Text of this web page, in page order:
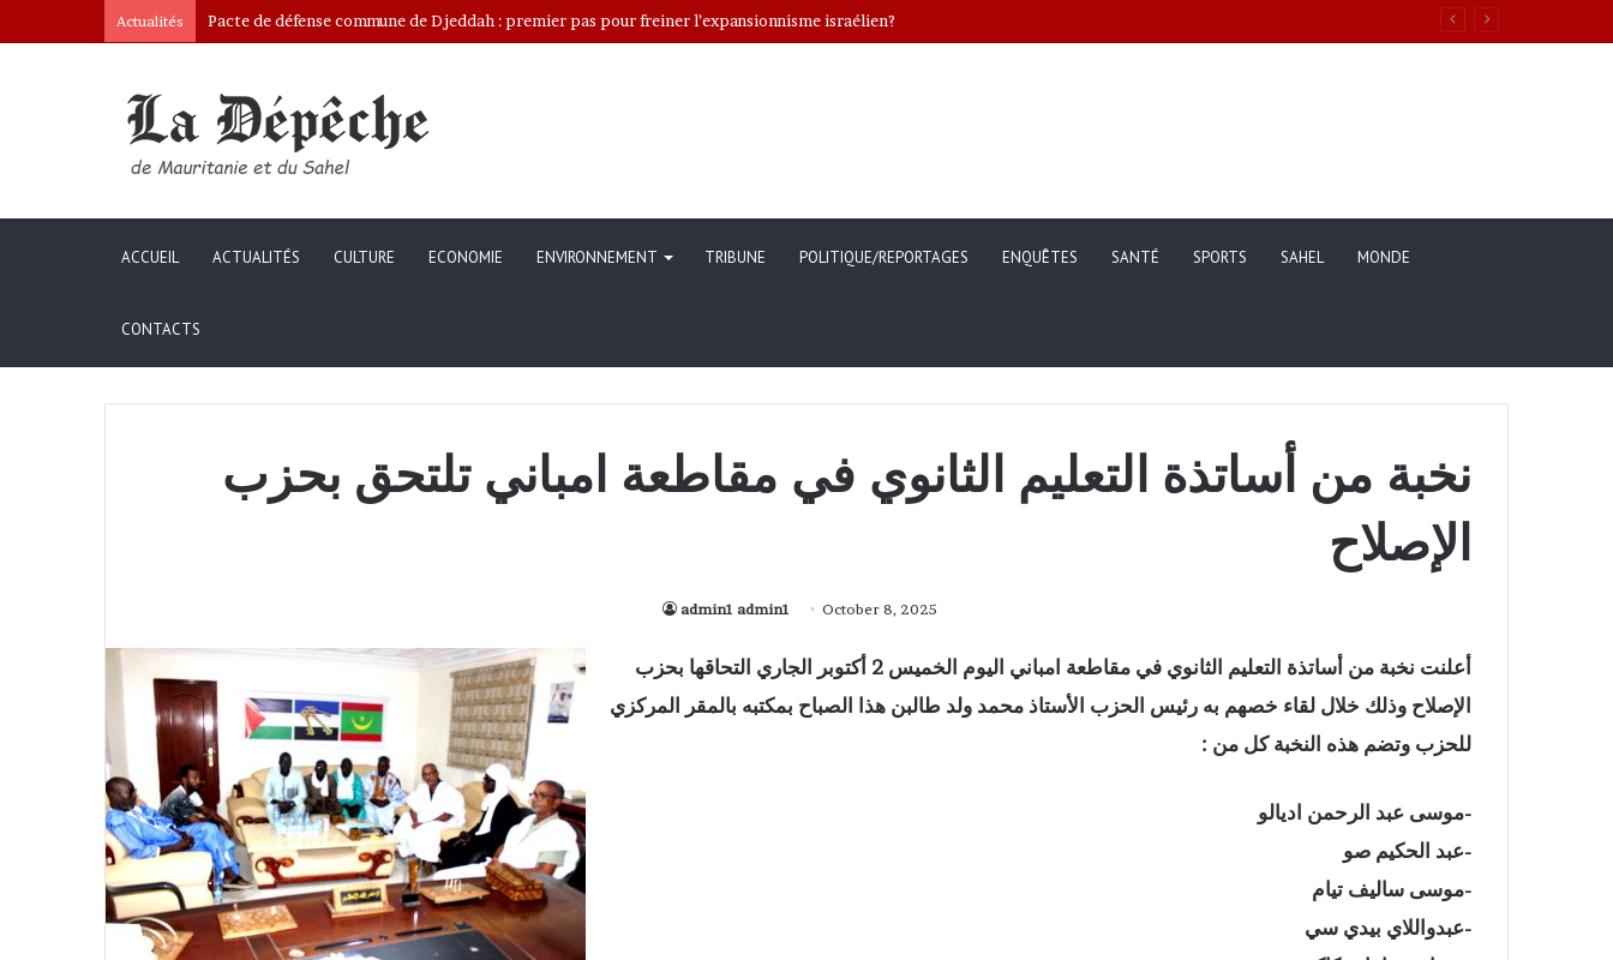
Actualités Pacte de défense commune de Djeddah : premier pas pour freiner l’expansionnisme israélien?
ACCUEIL ACTUALITÉS CULTURE ECONOMIE ENVIRONNEMENT TRIBUNE POLITIQUE/REPORTAGES ENQUÊTES SANTÉ SPORTS SAHEL MONDE
CONTACTS
نخبة من أساتذة التعليم الثانوي في مقاطعة امباني تلتحق بحزب
الإصلاح
admin1 admin1 October 8, 2025
أعلنت نخبة من أساتذة التعليم الثانوي في مقاطعة امباني اليوم الخميس 2 أكتوبر الجاري التحاقها بحزب
الإصلاح وذلك خلال لقاء خصهم به رئيس الحزب الأستاذ محمد ولد طالبن هذا الصباح بمكتبه بالمقر المركزي
للحزب وتضم هذه النخبة كل من :
-موسى عبد الرحمن اديالو
-عبد الحكيم صو
-موسى ساليف تيام
-عبدواللاي بيدي سي